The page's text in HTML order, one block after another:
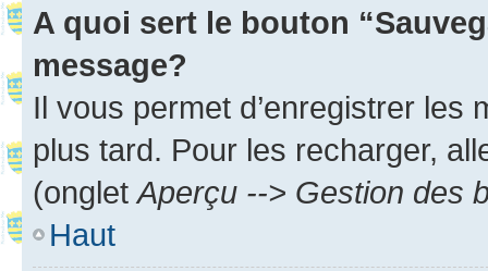
A quoi sert le bouton
message?
Il vous permet d’enregistrer
plus tard. Pour les recharger,
(onglet Aperçu --> Gestion des
Haut